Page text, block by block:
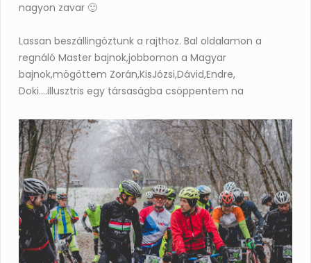
nagyon zavar 🙂
Lassan beszállingóztunk a rajthoz. Bal oldalamon a
regnáló Master bajnok,jobbomon a Magyar
bajnok,mögöttem Zorán,KisJózsi,Dávid,Endre,
Doki….illusztris egy társaságba csöppentem na